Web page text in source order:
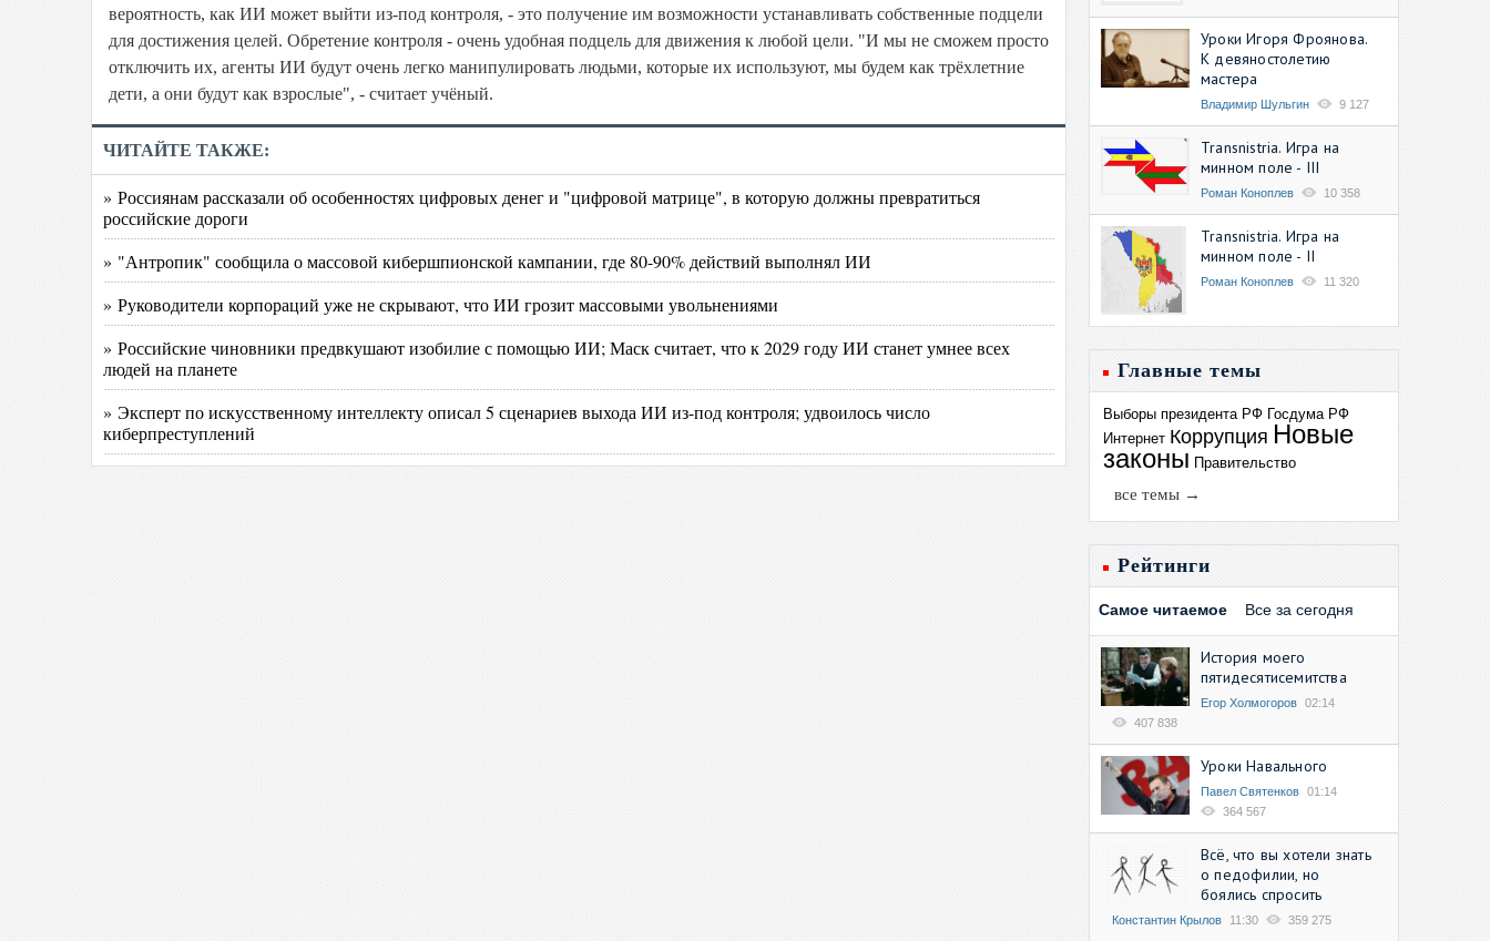
вероятность, как ИИ может выйти из-под контроля, - это получение им возможности устанавливать собственные подцели
для достижения целей. Обретение контроля - очень удобная подцель для движения к любой цели. "И мы не сможем просто
отключить их, агенты ИИ будут очень легко манипулировать людьми, которые их используют, мы будем как трёхлетние
дети, а они будут как взрослые", - считает учёный.
ЧИТАЙТЕ ТАКЖЕ:
» Россиянам рассказали об особенностях цифровых денег и "цифровой матрице", в которую должны превратиться
российские дороги
» "Антропик" сообщила о массовой кибершпионской кампании, где 80-90% действий выполнял ИИ
» Руководители корпораций уже не скрывают, что ИИ грозит массовыми увольнениями
» Российские чиновники предвкушают изобилие с помощью ИИ; Маск считает, что к 2029 году ИИ станет умнее всех
людей на планете
» Эксперт по искусственному интеллекту описал 5 сценариев выхода ИИ из-под контроля; удвоилось число
киберпреступлений
Уроки Игоря Фроянова.
К девяностолетию
мастера
Владимир Шульгин 9 127
Transnistria. Игра на
минном поле - III
Роман Коноплев 10 358
Transnistria. Игра на
минном поле - II
Роман Коноплев 11 320
Главные темы
Выборы президента РФ Госдума РФ
Интернет Коррупция Новые
законы Правительство
все темы →
Рейтинги
Самое читаемое Все за сегодня
История моего
пятидесятисемитства
Егор Холмогоров 02:14
407 838
Уроки Навального
Павел Святенков 01:14
364 567
Всё, что вы хотели знать
о педофилии, но
боялись спросить
Константин Крылов 11:30 359 275